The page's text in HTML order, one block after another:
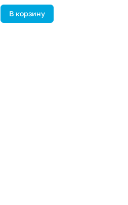
В корзину